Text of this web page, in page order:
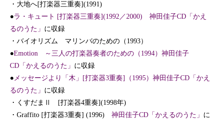
・大地へ[打楽器三重奏](1991)
●ラ・キュート [打楽器三重奏](1992／2000)
神田佳子CD「かえ
るのうた」 に収録
・バイオリズム マリンバのための（1993）
●Emotion ～三人の打楽器奏者のための（1994） 神田佳子
CD「かえるのうた」 に収録
●メッセージより「木」[打楽器3重奏]（1995） 神田佳子CD「かえ
るのうた」 に収録
・くすだまⅡ [打楽器4重奏](1998年)
・Graffito [打楽器3重奏] (1996) 神田佳子CD「かえるのうた」 に